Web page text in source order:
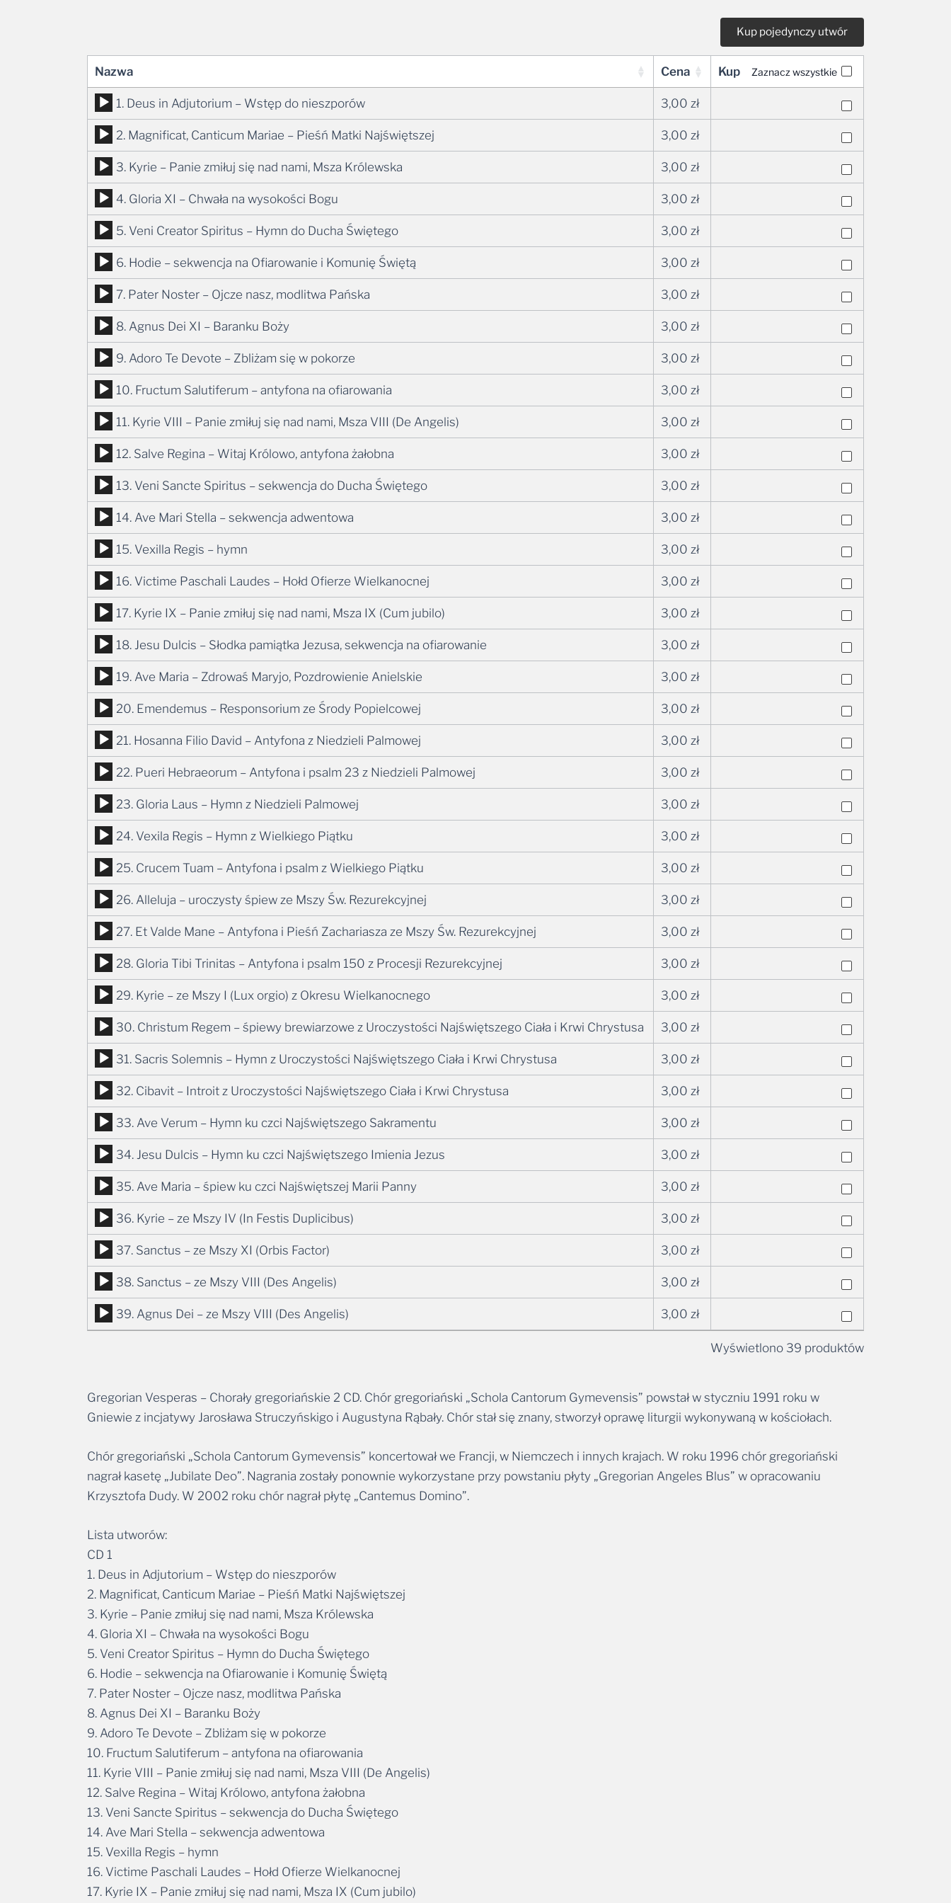
Nazwa Cena Kup Zaznacz wszystkie
Odtwarzacz
plików
dźwiękowych
1. Deus in Adjutorium – Wstęp do nieszporów 3,00 zł
Odtwarzacz
plików
dźwiękowych
2. Magnificat, Canticum Mariae – Pieśń Matki Najświętszej 3,00 zł
Odtwarzacz
plików
dźwiękowych
3. Kyrie – Panie zmiłuj się nad nami, Msza Królewska 3,00 zł
Odtwarzacz
plików
dźwiękowych
4. Gloria XI – Chwała na wysokości Bogu 3,00 zł
Odtwarzacz
plików
dźwiękowych
5. Veni Creator Spiritus – Hymn do Ducha Świętego 3,00 zł
Odtwarzacz
plików
dźwiękowych
6. Hodie – sekwencja na Ofiarowanie i Komunię Świętą 3,00 zł
Odtwarzacz
plików
dźwiękowych
7. Pater Noster – Ojcze nasz, modlitwa Pańska 3,00 zł
Odtwarzacz
plików
dźwiękowych
8. Agnus Dei XI – Baranku Boży 3,00 zł
Odtwarzacz
plików
dźwiękowych
9. Adoro Te Devote – Zbliżam się w pokorze 3,00 zł
Odtwarzacz
plików
dźwiękowych
10. Fructum Salutiferum – antyfona na ofiarowania 3,00 zł
Odtwarzacz
plików
dźwiękowych
11. Kyrie VIII – Panie zmiłuj się nad nami, Msza VIII (De Angelis) 3,00 zł
Odtwarzacz
plików
dźwiękowych
12. Salve Regina – Witaj Królowo, antyfona żałobna 3,00 zł
Odtwarzacz
plików
dźwiękowych
13. Veni Sancte Spiritus – sekwencja do Ducha Świętego 3,00 zł
Odtwarzacz
plików
dźwiękowych
14. Ave Mari Stella – sekwencja adwentowa 3,00 zł
Odtwarzacz
plików
dźwiękowych
15. Vexilla Regis – hymn 3,00 zł
Odtwarzacz
plików
dźwiękowych
16. Victime Paschali Laudes – Hołd Ofierze Wielkanocnej 3,00 zł
Odtwarzacz
plików
dźwiękowych
17. Kyrie IX – Panie zmiłuj się nad nami, Msza IX (Cum jubilo) 3,00 zł
Odtwarzacz
plików
dźwiękowych
18. Jesu Dulcis – Słodka pamiątka Jezusa, sekwencja na ofiarowanie 3,00 zł
Odtwarzacz
plików
dźwiękowych
19. Ave Maria – Zdrowaś Maryjo, Pozdrowienie Anielskie 3,00 zł
Odtwarzacz
plików
dźwiękowych
20. Emendemus – Responsorium ze Środy Popielcowej 3,00 zł
Odtwarzacz
plików
dźwiękowych
21. Hosanna Filio David – Antyfona z Niedzieli Palmowej 3,00 zł
Odtwarzacz
plików
dźwiękowych
22. Pueri Hebraeorum – Antyfona i psalm 23 z Niedzieli Palmowej 3,00 zł
Odtwarzacz
plików
dźwiękowych
23. Gloria Laus – Hymn z Niedzieli Palmowej 3,00 zł
Odtwarzacz
plików
dźwiękowych
24. Vexila Regis – Hymn z Wielkiego Piątku 3,00 zł
Odtwarzacz
plików
dźwiękowych
25. Crucem Tuam – Antyfona i psalm z Wielkiego Piątku 3,00 zł
Odtwarzacz
plików
dźwiękowych
26. Alleluja – uroczysty śpiew ze Mszy Św. Rezurekcyjnej 3,00 zł
Odtwarzacz
plików
dźwiękowych
27. Et Valde Mane – Antyfona i Pieśń Zachariasza ze Mszy Św. Rezurekcyjnej 3,00 zł
Odtwarzacz
plików
dźwiękowych
28. Gloria Tibi Trinitas – Antyfona i psalm 150 z Procesji Rezurekcyjnej 3,00 zł
Odtwarzacz
plików
dźwiękowych
29. Kyrie – ze Mszy I (Lux orgio) z Okresu Wielkanocnego 3,00 zł
Odtwarzacz
plików
dźwiękowych
30. Christum Regem – śpiewy brewiarzowe z Uroczystości Najświętszego Ciała i Krwi Chrystusa 3,00 zł
Odtwarzacz
plików
dźwiękowych
31. Sacris Solemnis – Hymn z Uroczystości Najświętszego Ciała i Krwi Chrystusa 3,00 zł
Odtwarzacz
plików
dźwiękowych
32. Cibavit – Introit z Uroczystości Najświętszego Ciała i Krwi Chrystusa 3,00 zł
Odtwarzacz
plików
dźwiękowych
33. Ave Verum – Hymn ku czci Najświętszego Sakramentu 3,00 zł
Odtwarzacz
plików
dźwiękowych
34. Jesu Dulcis – Hymn ku czci Najświętszego Imienia Jezus 3,00 zł
Odtwarzacz
plików
dźwiękowych
35. Ave Maria – śpiew ku czci Najświętszej Marii Panny 3,00 zł
Odtwarzacz
plików
dźwiękowych
36. Kyrie – ze Mszy IV (In Festis Duplicibus) 3,00 zł
Odtwarzacz
plików
dźwiękowych
37. Sanctus – ze Mszy XI (Orbis Factor) 3,00 zł
Odtwarzacz
plików
dźwiękowych
38. Sanctus – ze Mszy VIII (Des Angelis) 3,00 zł
Odtwarzacz
plików
39. Agnus Dei – ze Mszy VIII (Des Angelis) 3,00 zł
Wyświetlono 39 produktów
Gregorian Vesperas – Chorały gregoriańskie 2 CD. Chór gregoriański „Schola Cantorum Gymevensis” powstał w styczniu 1991 roku w
Gniewie z incjatywy Jarosława Struczyńskigo i Augustyna Rąbały. Chór stał się znany, stworzył oprawę liturgii wykonywaną w kościołach.
Chór gregoriański „Schola Cantorum Gymevensis” koncertował we Francji, w Niemczech i innych krajach. W roku 1996 chór gregoriański
nagrał kasetę „Jubilate Deo”. Nagrania zostały ponownie wykorzystane przy powstaniu płyty „Gregorian Angeles Blus” w opracowaniu
Krzysztofa Dudy. W 2002 roku chór nagrał płytę „Cantemus Domino”.
Lista utworów:
CD 1
1. Deus in Adjutorium – Wstęp do nieszporów
2. Magnificat, Canticum Mariae – Pieśń Matki Najświętszej
3. Kyrie – Panie zmiłuj się nad nami, Msza Królewska
4. Gloria XI – Chwała na wysokości Bogu
5. Veni Creator Spiritus – Hymn do Ducha Świętego
6. Hodie – sekwencja na Ofiarowanie i Komunię Świętą
7. Pater Noster – Ojcze nasz, modlitwa Pańska
8. Agnus Dei XI – Baranku Boży
9. Adoro Te Devote – Zbliżam się w pokorze
10. Fructum Salutiferum – antyfona na ofiarowania
11. Kyrie VIII – Panie zmiłuj się nad nami, Msza VIII (De Angelis)
12. Salve Regina – Witaj Królowo, antyfona żałobna
13. Veni Sancte Spiritus – sekwencja do Ducha Świętego
14. Ave Mari Stella – sekwencja adwentowa
15. Vexilla Regis – hymn
16. Victime Paschali Laudes – Hołd Ofierze Wielkanocnej
17. Kyrie IX – Panie zmiłuj się nad nami, Msza IX (Cum jubilo)